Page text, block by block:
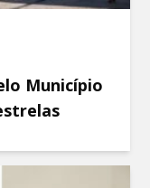
Município